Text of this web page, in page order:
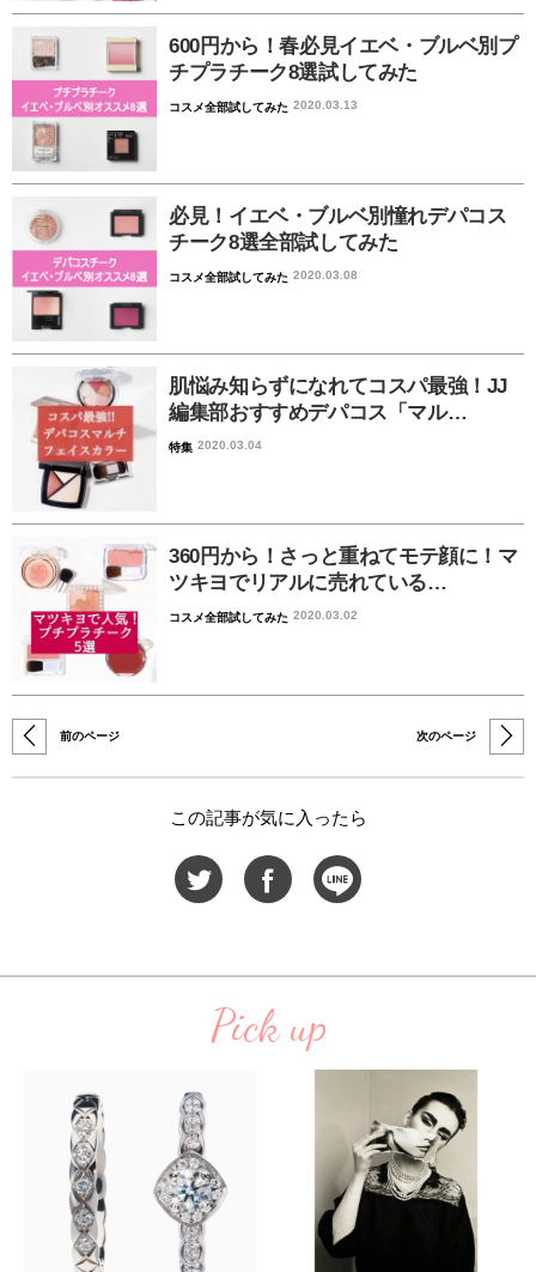
600円から！春必見イエベ・ブルベ別プ
チプラチーク8選試してみた
コスメ全部試してみた 2020.03.13
必見！イエベ・ブルベ別憧れデパコス
チーク8選全部試してみた
コスメ全部試してみた 2020.03.08
肌悩み知らずになれてコスパ最強！JJ
編集部おすすめデパコス「マル…
特集 2020.03.04
360円から！さっと重ねてモテ顔に！マ
ツキヨでリアルに売れている…
コスメ全部試してみた 2020.03.02
前のページ 次のページ
この記事が気に入ったら
Pick up